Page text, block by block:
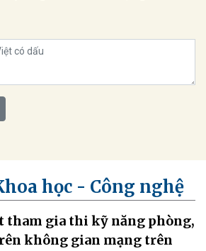
học - Công nghệ
tham gia thi kỹ năng phòng,
không gian mạng trên